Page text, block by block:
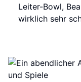
Leiter-Bowl,
wirklich sehr